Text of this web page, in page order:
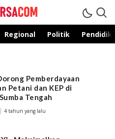
Regional Politik
Pemberdayaan
Petani dan KEP di
Tengah
4 tahun yang lalu